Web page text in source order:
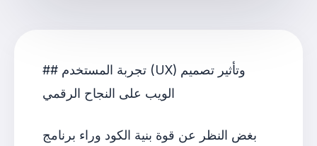
## تجربة المستخدم (UX) وتأثير تصميم
الويب على النجاح الرقمي
بغض النظر عن قوة بنية الكود وراء برنامج